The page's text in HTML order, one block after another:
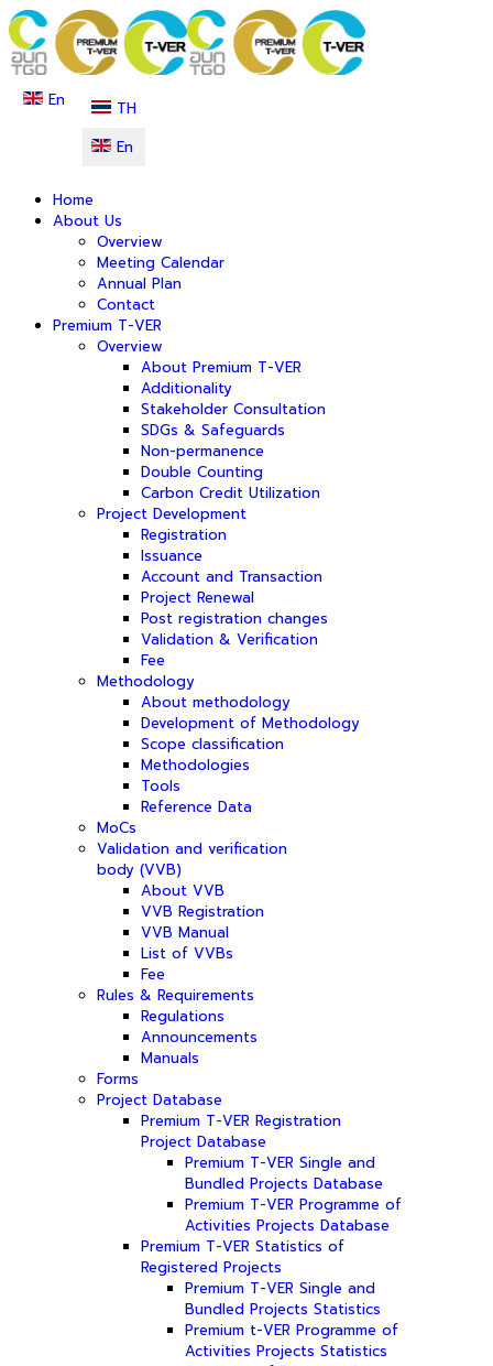
En
TH
En
Home
About Us
Overview
Meeting Calendar
Annual Plan
Contact
Premium T-VER
Overview
About Premium T-VER
Additionality
Stakeholder Consultation
SDGs & Safeguards
Non-permanence
Double Counting
Carbon Credit Utilization
Project Development
Registration
Issuance
Account and Transaction
Project Renewal
Post registration changes
Validation & Verification
Fee
Methodology
About methodology
Development of Methodology
Scope classification
Methodologies
Tools
Reference Data
MoCs
Validation and verification
body (VVB)
About VVB
VVB Registration
VVB Manual
List of VVBs
Fee
Rules & Requirements
Regulations
Announcements
Manuals
Forms
Project Database
Premium T-VER Registration
Project Database
Premium T-VER Single and
Bundled Projects Database
Premium T-VER Programme of
Activities Projects Database
Premium T-VER Statistics of
Registered Projects
Premium T-VER Single and
Bundled Projects Statistics
Premium t-VER Programme of
Activities Projects Statistics